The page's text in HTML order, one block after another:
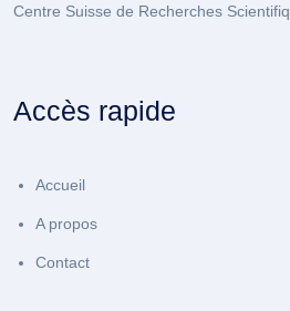
Centre Suisse de Recherches
Accès rapide
Accueil
A propos
Contact